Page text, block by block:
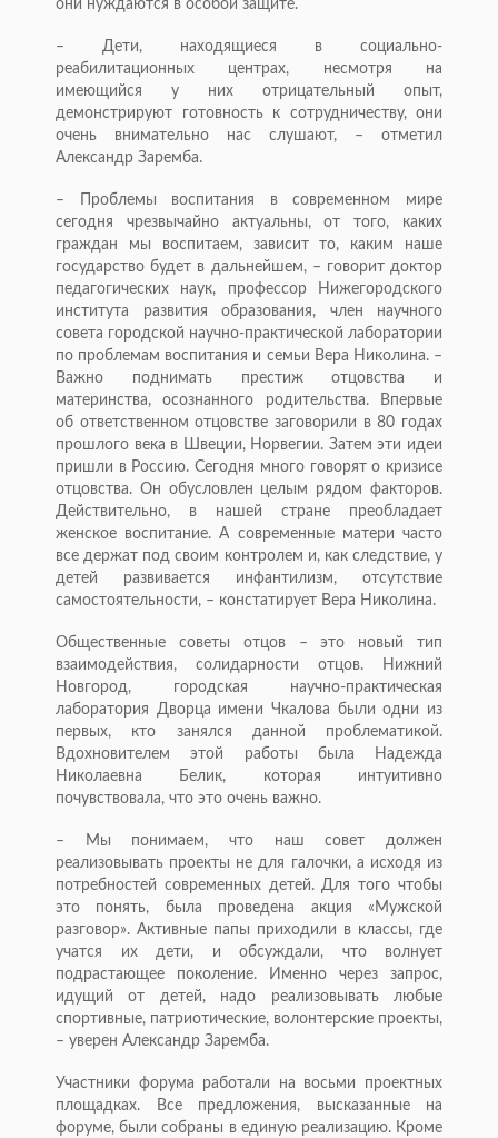
они нуждаются в особой защите.
– Дети, находящиеся в социально-
реабилитационных центрах, несмотря на
имеющийся у них отрицательный опыт,
демонстрируют готовность к сотрудничеству, они
очень внимательно нас слушают, – отметил
Александр Заремба.
– Проблемы воспитания в современном мире
сегодня чрезвычайно актуальны, от того, каких
граждан мы воспитаем, зависит то, каким наше
государство будет в дальнейшем, – говорит доктор
педагогических наук, профессор Нижегородского
института развития образования, член научного
совета городской научно-практической лаборатории
по проблемам воспитания и семьи Вера Николина. –
Важно поднимать престиж отцовства и
материнства, осознанного родительства. Впервые
об ответственном отцовстве заговорили в 80 годах
прошлого века в Швеции, Норвегии. Затем эти идеи
пришли в Россию. Сегодня много говорят о кризисе
отцовства. Он обусловлен целым рядом факторов.
Действительно, в нашей стране преобладает
женское воспитание. А современные матери часто
все держат под своим контролем и, как следствие, у
детей развивается инфантилизм, отсутствие
самостоятельности, – констатирует Вера Николина.
Общественные советы отцов – это новый тип
взаимодействия, солидарности отцов. Нижний
Новгород, городская научно-практическая
лаборатория Дворца имени Чкалова были одни из
первых, кто занялся данной проблематикой.
Вдохновителем этой работы была Надежда
Николаевна Белик, которая интуитивно
почувствовала, что это очень важно.
– Мы понимаем, что наш совет должен
реализовывать проекты не для галочки, а исходя из
потребностей современных детей. Для того чтобы
это понять, была проведена акция «Мужской
разговор». Активные папы приходили в классы, где
учатся их дети, и обсуждали, что волнует
подрастающее поколение. Именно через запрос,
идущий от детей, надо реализовывать любые
спортивные, патриотические, волонтерские проекты,
– уверен Александр Заремба.
Участники форума работали на восьми проектных
площадках. Все предложения, высказанные на
форуме, были собраны в единую реализацию. Кроме